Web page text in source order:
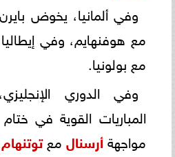
وفي ألمانيا، يخوض
مع هوفنهايم، وفي
مع بولونيا.
وفي الدوري
المباريات القوية في
مواجهةأرسنال معتوتنهام